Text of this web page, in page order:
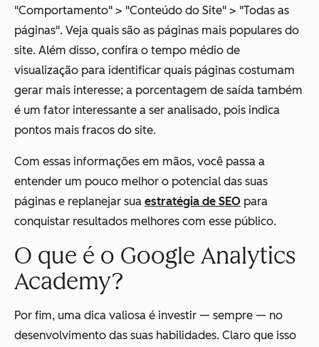
"Comportamento" > "Conteúdo do Site" > "Todas as
páginas". Veja quais são as páginas mais populares do
site. Além disso, confira o tempo médio de
visualização para identificar quais páginas costumam
gerar mais interesse; a porcentagem de saída também
é um fator interessante a ser analisado, pois indica
pontos mais fracos do site.
Com essas informações em mãos, você passa a
entender um pouco melhor o potencial das suas
páginas e replanejar sua estratégia de SEO para
conquistar resultados melhores com esse público.
O que é o Google Analytics
Academy?
Por fim, uma dica valiosa é investir — sempre — no
desenvolvimento das suas habilidades. Claro que isso